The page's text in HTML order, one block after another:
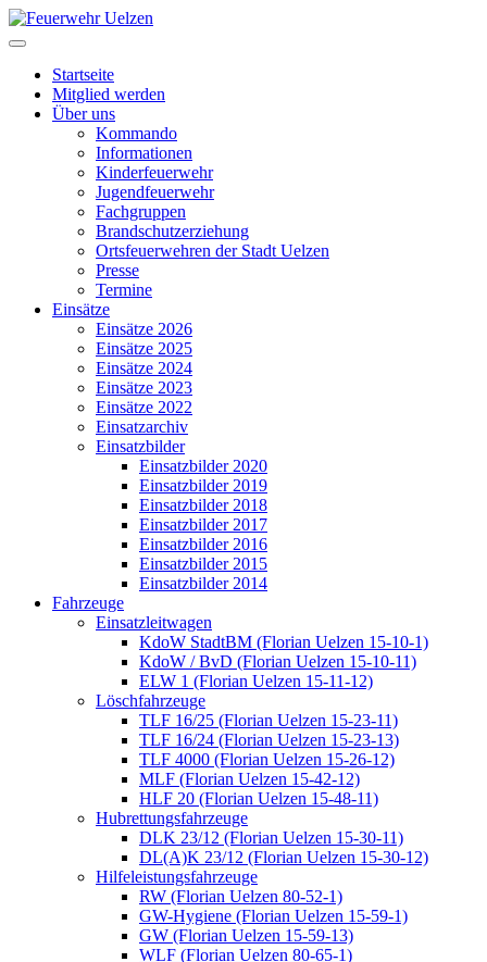
Startseite
Mitglied werden
Über uns
Kommando
Informationen
Kinderfeuerwehr
Jugendfeuerwehr
Fachgruppen
Brandschutzerziehung
Ortsfeuerwehren der Stadt Uelzen
Presse
Termine
Einsätze
Einsätze 2026
Einsätze 2025
Einsätze 2024
Einsätze 2023
Einsätze 2022
Einsatzarchiv
Einsatzbilder
Einsatzbilder 2020
Einsatzbilder 2019
Einsatzbilder 2018
Einsatzbilder 2017
Einsatzbilder 2016
Einsatzbilder 2015
Einsatzbilder 2014
Fahrzeuge
Einsatzleitwagen
KdoW StadtBM (Florian Uelzen 15-10-1)
KdoW / BvD (Florian Uelzen 15-10-11)
ELW 1 (Florian Uelzen 15-11-12)
Löschfahrzeuge
TLF 16/25 (Florian Uelzen 15-23-11)
TLF 16/24 (Florian Uelzen 15-23-13)
TLF 4000 (Florian Uelzen 15-26-12)
MLF (Florian Uelzen 15-42-12)
HLF 20 (Florian Uelzen 15-48-11)
Hubrettungsfahrzeuge
DLK 23/12 (Florian Uelzen 15-30-11)
DL(A)K 23/12 (Florian Uelzen 15-30-12)
Hilfeleistungsfahrzeuge
RW (Florian Uelzen 80-52-1)
GW-Hygiene (Florian Uelzen 15-59-1)
GW (Florian Uelzen 15-59-13)
WLF (Florian Uelzen 80-65-1)